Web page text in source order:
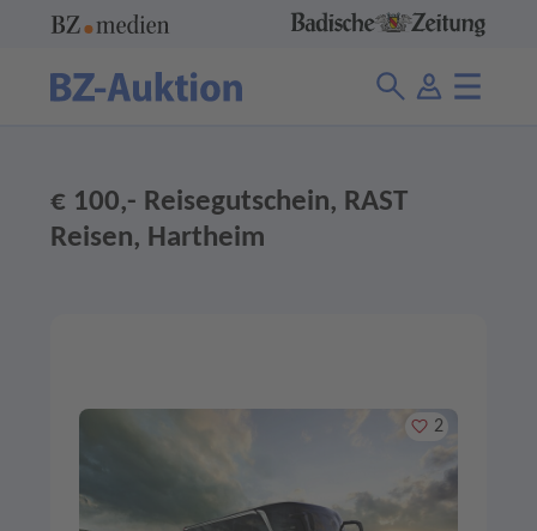
€ 100,- Reisegutschein, RAST
Reisen, Hartheim
Merken
2